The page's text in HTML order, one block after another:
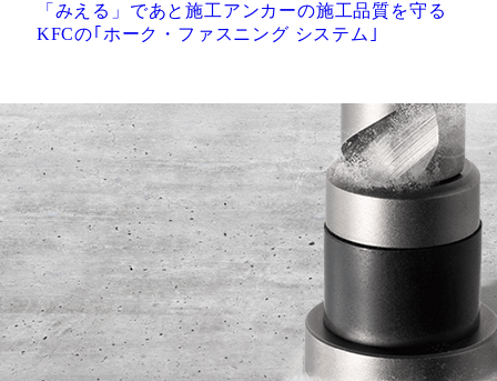
「みえる」であと施工アンカーの施工品質を守る
KFCの｢ホーク・ファスニング システム｣